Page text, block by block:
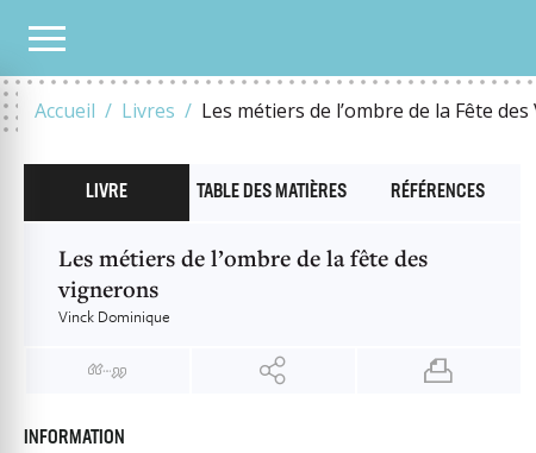
Accueil Livres Les métiers de l’ombre de la Fête
NOTRE CATALOGUE
LIVRE TABLE DES MATIÈRES RÉFÉRENCES
Les métiers de l’ombre de la fête des
vignerons
Vinck Dominique
INFORMATION